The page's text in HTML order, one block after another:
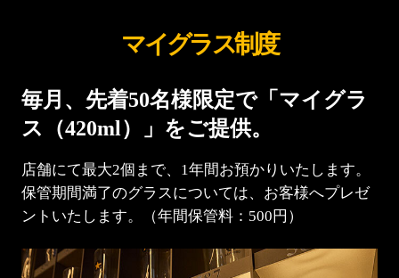
マイグラス制度
毎月、先着50名様限定で「マイグラ
ス（420ml）」をご提供。
店舗にて最大2個まで、1年間お預かりいたします。
保管期間満了のグラスについては、 お客様へプレゼ
ントいたします。
（年間保管料：500円）